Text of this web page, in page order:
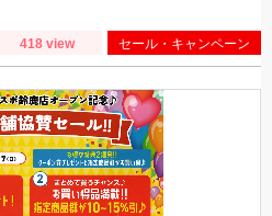
418 view セール・キャンペーン